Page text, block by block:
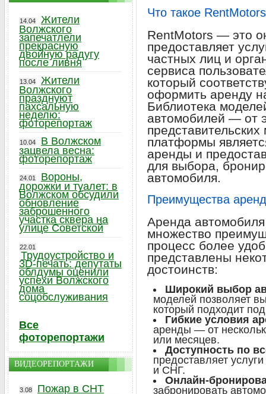
Что такое
RentMotors — это
предоставляет
частных лиц и
сервиса
который
оформить аренду
Библиотека
автомобилей — от
платформы
аренды и
для выбора,
автомобиля.
Преимущества
Аренда
множество
процесс более
представлены
достоинств:
Широкий выбор
моделей позволяет
который подходит
Гибкие условия
аренды — от
или месяцев.
Доступность по
предоставляет
и СНГ.
Онлайн-
забронировать
14.04
Жители
Волжского
запечатлели
прекрасную
двойную радугу
после ливня
13.04
Жители
Волжского
празднуют
пахсальную
неделю:
фоторепортаж
10.04
В Волжском
зацвела весна:
фоторепортаж
24.01
Вороны,
дорожки и туалет: в
Волжском обсудили
обновление
заброшенного
участка сквера на
улице Советской
22.01
Трудоустройство и
3D-печать: депутаты
облдумы оценили
успехи Волжского
дома
соцобслуживания
Все
фоторепортажи
ВИДЕОРЕПОРТАЖИ
3.08
Пожар в СНТ